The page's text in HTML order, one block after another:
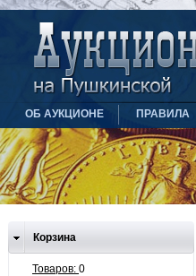
ОБ АУКЦИОНЕ ПРАВИЛА
Корзина
Товаров: 0